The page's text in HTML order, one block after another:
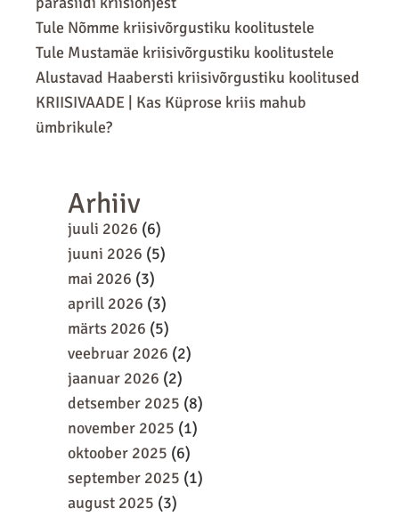
Tule Nõmme kriisivõrgustiku koolitustele
Tule Mustamäe kriisivõrgustiku koolitustele
Alustavad Haabersti kriisivõrgustiku koolitused
KRIISIVAADE | Kas Küprose kriis mahub
ümbrikule?
Arhiiv
juuli 2026 (6)
juuni 2026 (5)
mai 2026 (3)
aprill 2026 (3)
märts 2026 (5)
veebruar 2026 (2)
jaanuar 2026 (2)
detsember 2025 (8)
november 2025 (1)
oktoober 2025 (6)
september 2025 (1)
august 2025 (3)